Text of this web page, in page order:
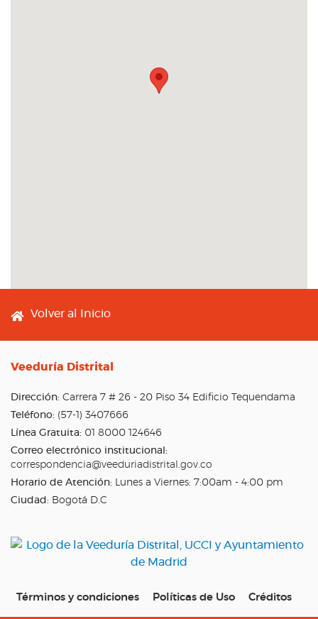
Footer menu
Volver al Inicio
Veeduría Distrital
Dirección: Carrera 7 # 26 - 20 Piso 34 Edificio Tequendama
Teléfono: (57-1) 3407666
Línea Gratuita: 01 8000 124646
Correo electrónico institucional:
correspondencia@veeduriadistrital.gov.co
Horario de Atención: Lunes a Viernes: 7:00am - 4:00 pm
Ciudad: Bogotá D.C
Términos y condiciones Políticas de Uso Créditos